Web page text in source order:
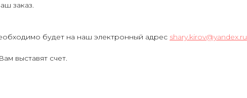
заказ.
будет на наш электронный адрес shary.kirov@yandex.ru
выставят счет.